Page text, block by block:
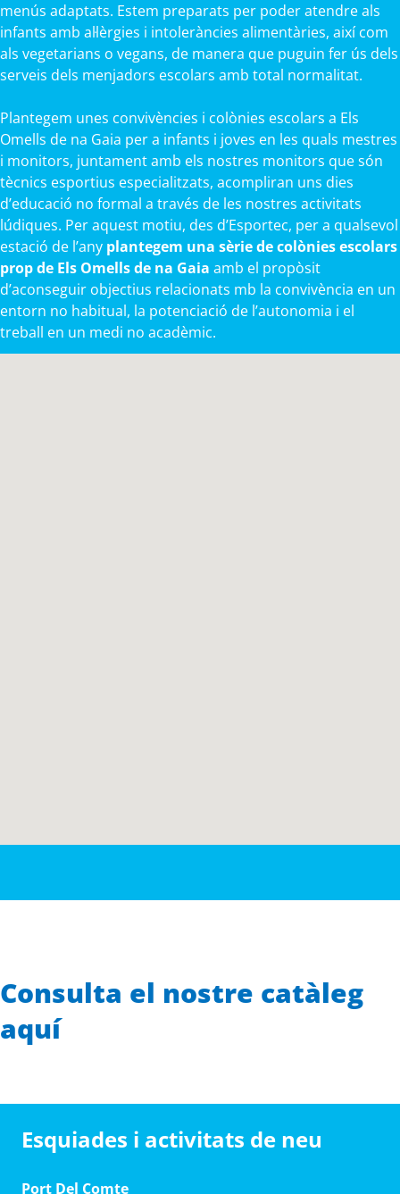
menús adaptats. Estem preparats per poder atendre als
infants amb al·lèrgies i intoleràncies alimentàries, així com
als vegetarians o vegans, de manera que puguin fer ús dels
serveis dels menjadors escolars amb total normalitat.
Plantegem unes convivències i colònies escolars a Els
Omells de na Gaia per a infants i joves en les quals mestres
i monitors, juntament amb els nostres monitors que són
tècnics esportius especialitzats, acompliran uns dies
d’educació no formal a través de les nostres activitats
lúdiques. Per aquest motiu, des d’Esportec, per a qualsevol
estació de l’any plantegem una sèrie de colònies escolars
prop de Els Omells de na Gaia amb el propòsit
d’aconseguir objectius relacionats mb la convivència en un
entorn no habitual, la potenciació de l’autonomia i el
treball en un medi no acadèmic.
Consulta el nostre catàleg
aquí
Esquiades i activitats de neu
Port Del Comte